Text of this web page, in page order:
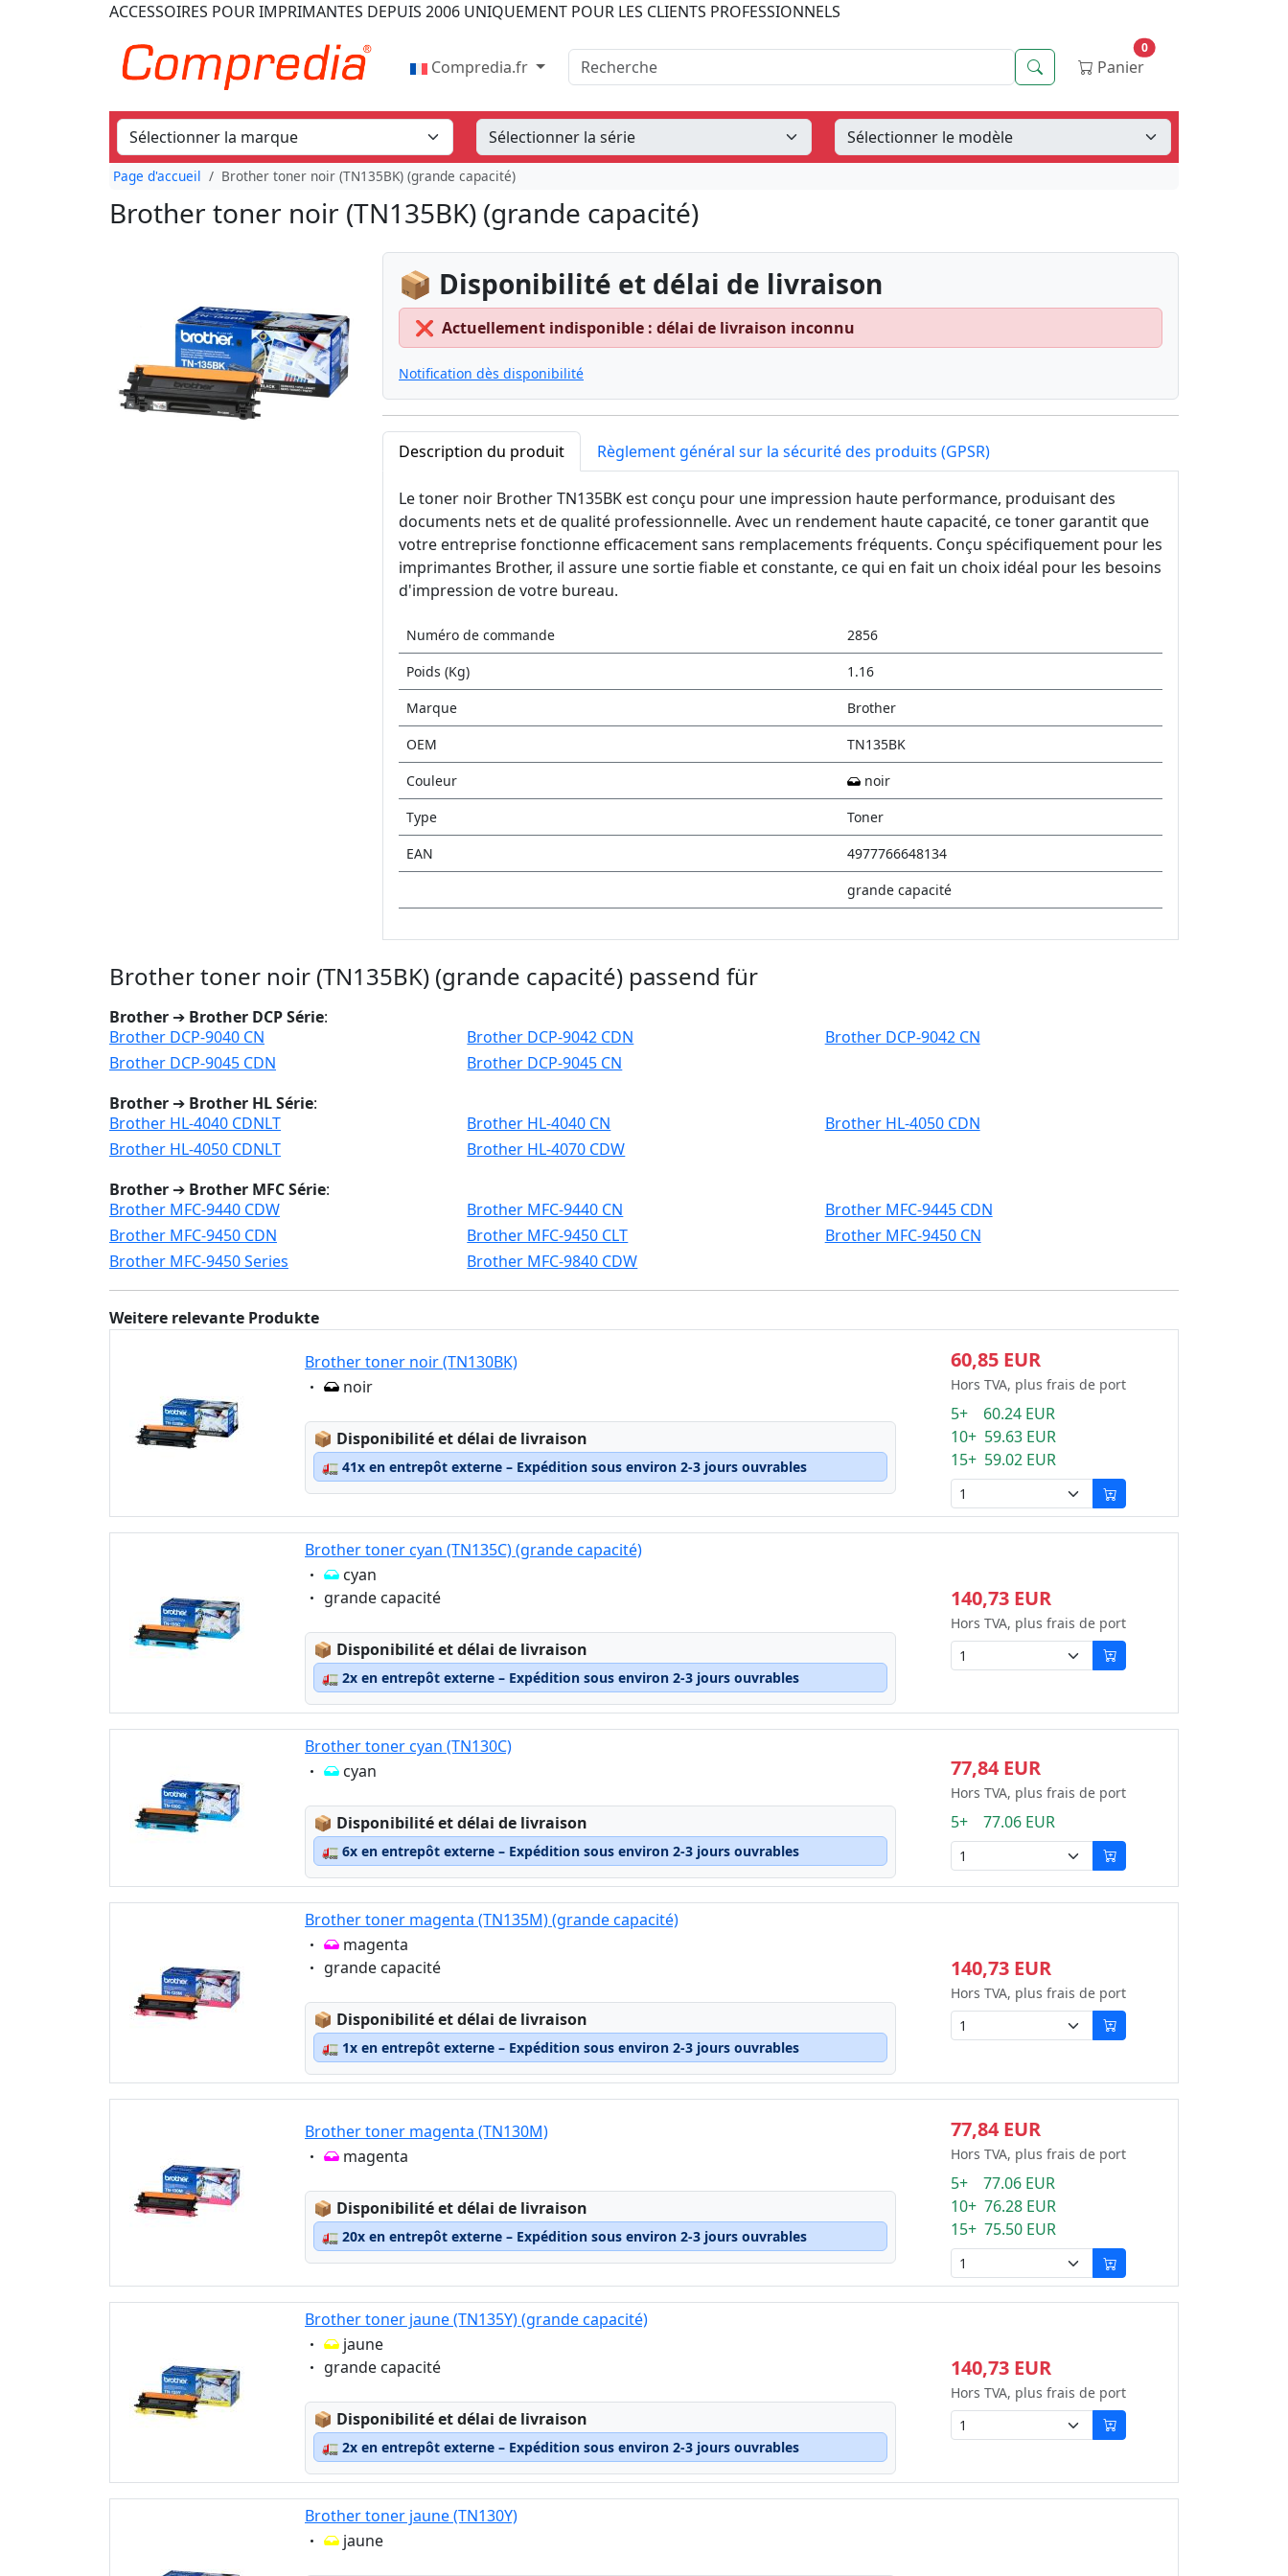
ACCESSOIRES POUR IMPRIMANTES DEPUIS 2006 UNIQUEMENT POUR LES CLIENTS PROFESSIONNELS
Compredia.fr Recherche RecherchePanier
0
Page d'accueil Brother toner noir (TN135BK) (grande capacité)
Brother toner noir (TN135BK) (grande capacité)
📦 Disponibilité et délai de livraison
❌ Actuellement indisponible : délai de livraison inconnu
Notification dès disponibilité
Description du produit Règlement général sur la sécurité des produits (GPSR)
Le toner noir Brother TN135BK est conçu pour une impression haute performance, produisant des
documents nets et de qualité professionnelle. Avec un rendement haute capacité, ce toner garantit que
votre entreprise fonctionne efficacement sans remplacements fréquents. Conçu spécifiquement pour les
imprimantes Brother, il assure une sortie fiable et constante, ce qui en fait un choix idéal pour les besoins
d'impression de votre bureau.
Numéro de commande
2856
Poids (Kg)
1.16
Marque
Brother
OEM
TN135BK
Couleur
noir
Type
Toner
EAN
4977766648134
grande capacité
Brother toner noir (TN135BK) (grande capacité) passend für
Brother ➔ Brother DCP Série:
Brother DCP-9040 CN
Brother DCP-9042 CDN
Brother DCP-9042 CN
Brother DCP-9045 CDN
Brother DCP-9045 CN
Brother ➔ Brother HL Série:
Brother HL-4040 CDNLT
Brother HL-4040 CN
Brother HL-4050 CDN
Brother HL-4050 CDNLT
Brother HL-4070 CDW
Brother ➔ Brother MFC Série:
Brother MFC-9440 CDW
Brother MFC-9440 CN
Brother MFC-9445 CDN
Brother MFC-9450 CDN
Brother MFC-9450 CLT
Brother MFC-9450 CN
Brother MFC-9450 Series
Brother MFC-9840 CDW
Weitere relevante Produkte
Brother toner noir (TN130BK)
Eigenschaft:
noir
📦 Lagerstatus:
Disponibilité et délai de livraison
🚛 41x en entrepôt externe – Expédition sous environ 2-3 jours ouvrables
60,85 EUR
Hors TVA, plus frais de port
5+ 60.24 EUR
10+ 59.63 EUR
15+ 59.02 EUR
Brother toner cyan (TN135C) (grande capacité)
Eigenschaft:
cyan
Eigenschaft:
grande capacité
📦 Lagerstatus:
Disponibilité et délai de livraison
🚛 2x en entrepôt externe – Expédition sous environ 2-3 jours ouvrables
140,73 EUR
Hors TVA, plus frais de port
Brother toner cyan (TN130C)
Eigenschaft:
cyan
📦 Lagerstatus:
Disponibilité et délai de livraison
🚛 6x en entrepôt externe – Expédition sous environ 2-3 jours ouvrables
77,84 EUR
Hors TVA, plus frais de port
5+ 77.06 EUR
Brother toner magenta (TN135M) (grande capacité)
Eigenschaft:
magenta
Eigenschaft:
grande capacité
📦 Lagerstatus:
Disponibilité et délai de livraison
🚛 1x en entrepôt externe – Expédition sous environ 2-3 jours ouvrables
140,73 EUR
Hors TVA, plus frais de port
Brother toner magenta (TN130M)
Eigenschaft:
magenta
📦 Lagerstatus:
Disponibilité et délai de livraison
🚛 20x en entrepôt externe – Expédition sous environ 2-3 jours ouvrables
77,84 EUR
Hors TVA, plus frais de port
5+ 77.06 EUR
10+ 76.28 EUR
15+ 75.50 EUR
Brother toner jaune (TN135Y) (grande capacité)
Eigenschaft:
jaune
Eigenschaft:
grande capacité
📦 Lagerstatus:
Disponibilité et délai de livraison
🚛 2x en entrepôt externe – Expédition sous environ 2-3 jours ouvrables
140,73 EUR
Hors TVA, plus frais de port
Brother toner jaune (TN130Y)
Eigenschaft:
jaune